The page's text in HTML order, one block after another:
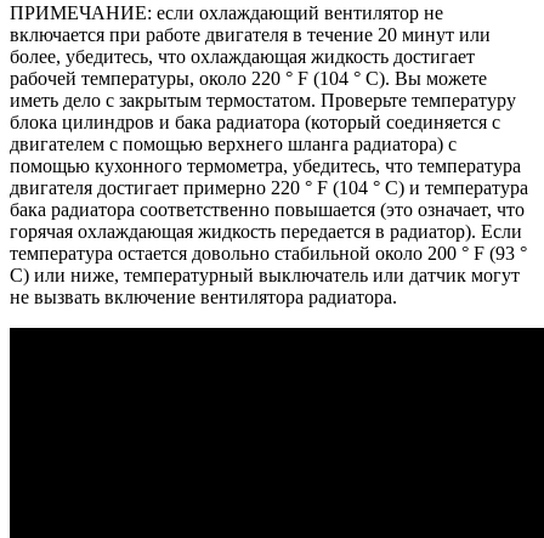
ПРИМЕЧАНИЕ: если охлаждающий вентилятор не
включается при работе двигателя в течение 20 минут или
более, убедитесь, что охлаждающая жидкость достигает
рабочей температуры, около 220 ° F (104 ° C). Вы можете
иметь дело с закрытым термостатом. Проверьте температуру
блока цилиндров и бака радиатора (который соединяется с
двигателем с помощью верхнего шланга радиатора) с
помощью кухонного термометра, убедитесь, что температура
двигателя достигает примерно 220 ° F (104 ° C) и температура
бака радиатора соответственно повышается (это означает, что
горячая охлаждающая жидкость передается в радиатор). Если
температура остается довольно стабильной около 200 ° F (93 °
C) или ниже, температурный выключатель или датчик могут
не вызвать включение вентилятора радиатора.